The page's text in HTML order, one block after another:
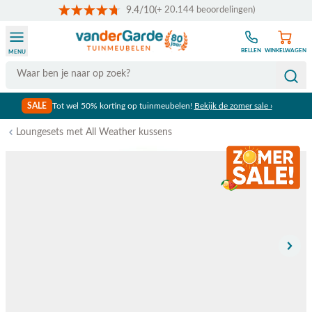
9.4/10(+ 20.144 beoordelingen)
Search
MENU BELLEN WINKELWAGEN
SALE Tot wel 50% korting op tuinmeubelen! Bekijk de zomer sale ›
Loungesets met All Weather kussens